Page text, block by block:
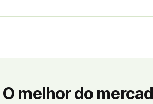
O melhor do